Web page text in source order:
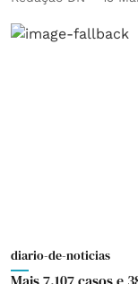
diario-de-noticias